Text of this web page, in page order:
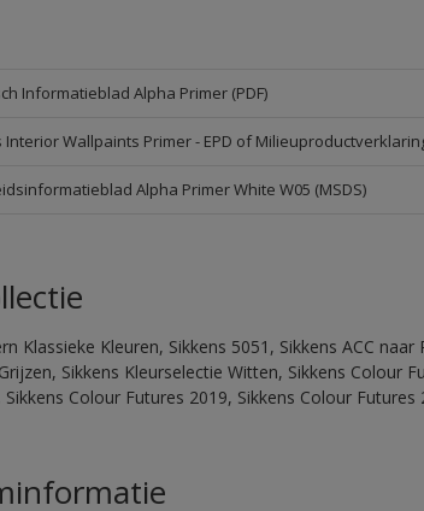
Informatieblad Alpha Primer (PDF)
Interior Wallpaints Primer - EPD of
Alpha Primer White W05 (MSDS)
Klassieke Kleuren, Sikkens 5051, Sikkens ACC
Sikkens Kleurselectie Witten, Sikkens Colour
Sikkens Colour Futures 2019, Sikkens Colour Futures